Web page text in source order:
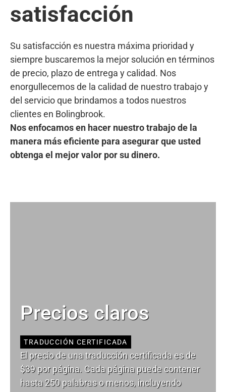
satisfacción
Su satisfacción es nuestra máxima prioridad y
siempre buscaremos la mejor solución en términos
de precio, plazo de entrega y calidad. Nos
enorgullecemos de la calidad de nuestro trabajo y
del servicio que brindamos a todos nuestros
clientes en Bolingbrook.
Nos enfocamos en hacer nuestro trabajo de la
manera más eficiente para asegurar que usted
obtenga el mejor valor por su dinero.
Precios claros
TRADUCCIÓN CERTIFICADA
El precio de una traducción certificada es de
$39 por página. Cada página puede contener
hasta 250 palabras o menos, incluyendo